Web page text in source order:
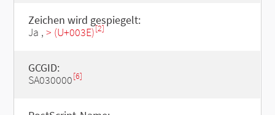
Zeichen wird gespiegelt:
Ja , > (U+003E)[2]
GCGID:
SA030000[6]